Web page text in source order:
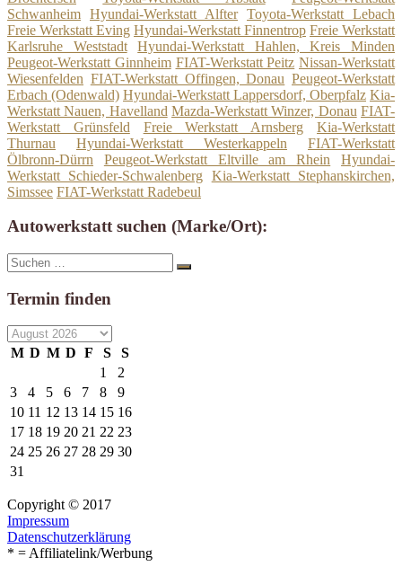
Schwanheim Hyundai-Werkstatt Alfter Toyota-Werkstatt Lebach
Freie Werkstatt Eving Hyundai-Werkstatt Finnentrop Freie Werkstatt
Karlsruhe Weststadt
Hyundai-Werkstatt Hahlen, Kreis Minden
Peugeot-Werkstatt Ginnheim FIAT-Werkstatt Peitz Nissan-Werkstatt
Wiesenfelden FIAT-Werkstatt Offingen, Donau Peugeot-Werkstatt
Erbach (Odenwald) Hyundai-Werkstatt Lappersdorf, Oberpfalz Kia-
Werkstatt Nauen, Havelland Mazda-Werkstatt Winzer, Donau FIAT-
Werkstatt Grünsfeld
Freie Werkstatt Arnsberg
Kia-Werkstatt
Thurnau
Hyundai-Werkstatt Westerkappeln
FIAT-Werkstatt
Ölbronn-Dürrn
Peugeot-Werkstatt Eltville am Rhein
Hyundai-
Werkstatt Schieder-Schwalenberg Kia-Werkstatt Stephanskirchen,
Simssee FIAT-Werkstatt Radebeul
Autowerkstatt suchen (Marke/Ort):
Suche
nach:
Suchen
Termin finden
M D M D F S
S
1
2
3
4 5 6 7 8
9
10 11 12 13 14 15 16
17 18 19 20 21 22 23
24 25 26 27 28 29 30
31
Copyright © 2017
Impressum
Datenschutzerklärung
* = Affiliatelink/Werbung